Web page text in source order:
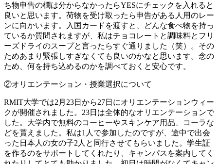
ち物申告の欄は分からなかったらYESにチェックを入れると
良いと思います。荷物を受け取ったら申告がある人用のレー
ンに向かいます。入国カードを渡すと、どんな食べ物を持っ
ているか質問されますが、私はチョコレートと調味料とフリ
ーズドライのスープと言ったらすぐ通りました（笑）。その
ためあまり緊張しすぎなくても良いのかなと思います。念の
ため、何を持ち込めるのかを調べておくと安心です。
②オリエンテーション・授業選択について
RMIT大学では2月23日から27日にオリエンテーションウィー
クが開催されました。23日は全体的なオリエンテーションで
した。大学内で無料のコーヒーやスキンケア用品、コーラな
どを貰えました。私は1人で参加したのですが、途中で出会
った日本人の女の子2人と同行させてもらいました。学生証
を作るのをサポートしてくれたり、キャンパスを案内してく